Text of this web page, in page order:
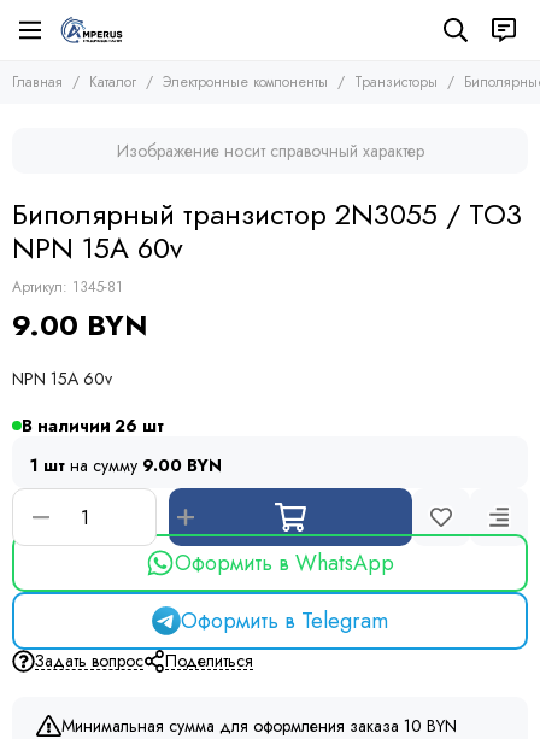
Электронные компоненты
Транзисторы
Транзисторы
Биполярные транзисторы (BJTs)
Тиристоры и симисторы
Модули
Резисторы
Предохранители
Дроссели
Фоточувствительные элементы
Главная Каталог Электронные компоненты Транзисторы
Изображение носит справочный характер
Биполярный транзистор 2N3055 / TO3
NPN 15A 60v
Артикул: 1345-81
9.00 BYN
NPN 15A 60v
В наличии 26
1 шт на сумму 9.00 BYN
Оформить в WhatsApp
Оформить в Telegram
Задать вопрос Поделиться
Минимальная сумма для оформления заказа 10 BYN